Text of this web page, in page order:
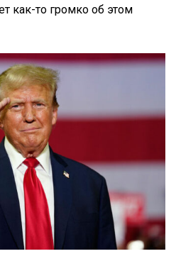
как-то громко об этом